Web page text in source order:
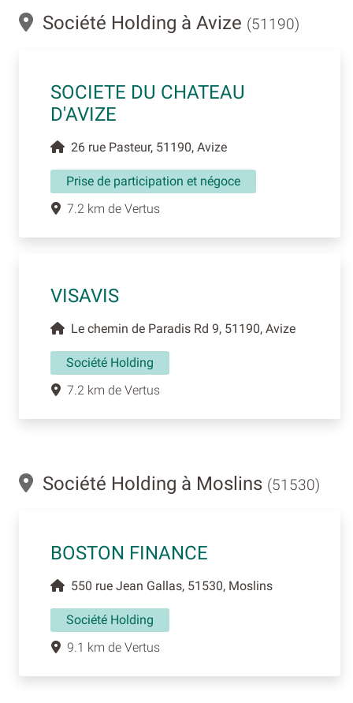
Société Holding à Avize (51190)
SOCIETE DU CHATEAU
D'AVIZE
26 rue Pasteur, 51190, Avize
Prise de participation et négoce
7.2 km de Vertus
VISAVIS
Le chemin de Paradis Rd 9, 51190, Avize
Société Holding
7.2 km de Vertus
Société Holding à Moslins (51530)
BOSTON FINANCE
550 rue Jean Gallas, 51530, Moslins
Société Holding
9.1 km de Vertus